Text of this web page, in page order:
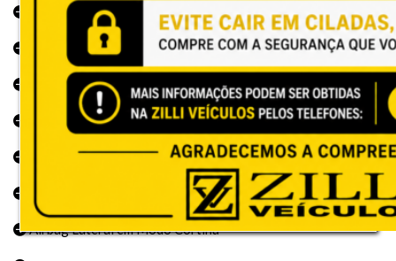
Abertura Interna do Porta Malas
Acionamento Remoto do Motor
Airbag Duplo
Airbag Lateral em Modo Cortina